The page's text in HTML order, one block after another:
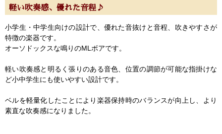
軽い吹奏感、優れた音程♪
小学生・中学生向けの設計で、優れた音抜けと音程、吹きやすさが
特徴の楽器です。
オーソドックスな鳴りのMLボアです。
軽い吹奏感と明るく張りのある音色、位置の調節が可能な指掛けな
ど小中学生にも使いやすい設計です。
ベルを軽量化したことにより楽器保持時のバランスが向上し、より
素直な吹奏感になりました。